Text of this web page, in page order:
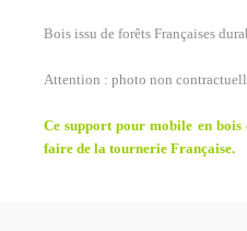
Bois issu de forêts Françaises
Attention : photo non
Ce support pour mobile en
faire de la tournerie Française.